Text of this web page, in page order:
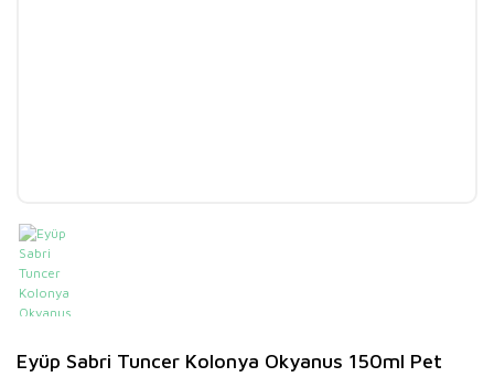
Eyüp Sabri Tuncer Kolonya Okyanus 150ml Pet